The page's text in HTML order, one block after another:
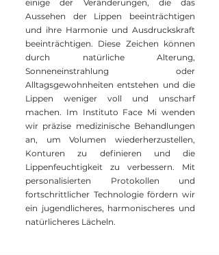
einige der Veränderungen, die das
Aussehen der Lippen beeinträchtigen
und ihre Harmonie und Ausdruckskraft
beeinträchtigen. Diese Zeichen können
durch natürliche Alterung,
Sonneneinstrahlung oder
Alltagsgewohnheiten entstehen und die
Lippen weniger voll und unscharf
machen. Im Instituto Face Mi wenden
wir präzise medizinische Behandlungen
an, um Volumen wiederherzustellen,
Konturen zu definieren und die
Lippenfeuchtigkeit zu verbessern. Mit
personalisierten Protokollen und
fortschrittlicher Technologie fördern wir
ein jugendlicheres, harmonischeres und
natürlicheres Lächeln.